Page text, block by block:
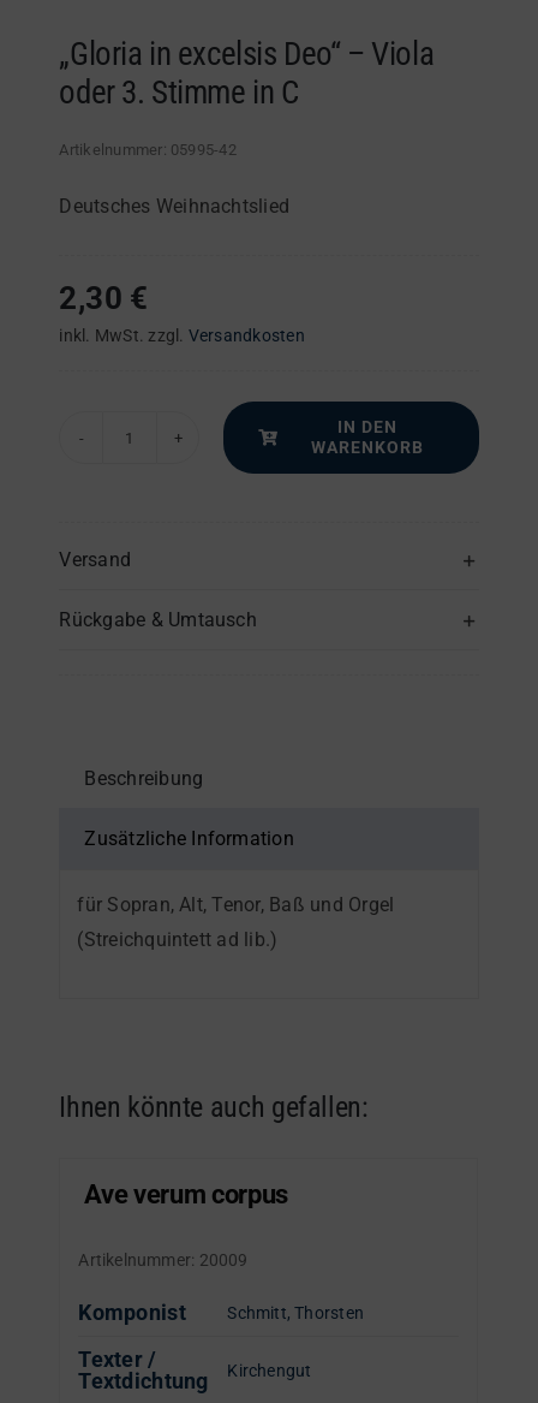
„Gloria in excelsis Deo“ – Viola
oder 3. Stimme in C
Artikelnummer: 05995-42
Deutsches Weihnachtslied
2,30 €
inkl. MwSt. zzgl. Versandkosten
Deo"
Viola
in
Menge
IN DEN
WARENKORB
Versand
Rückgabe & Umtausch
Beschreibung
Zusätzliche Information
für Sopran, Alt, Tenor, Baß und Orgel
(Streichquintett ad lib.)
Ihnen könnte auch gefallen:
Ave verum corpus
Artikelnummer: 20009
Komponist Schmitt, Thorsten
Texter /
Textdichtung
Kirchengut